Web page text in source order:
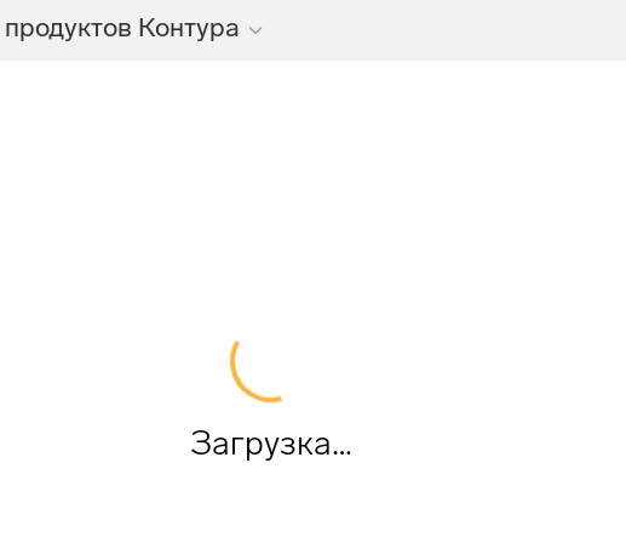
Контура
Загрузка…